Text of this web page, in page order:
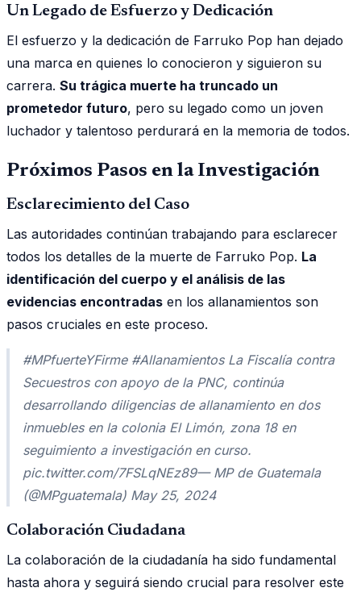
Un Legado de Esfuerzo y Dedicación
El esfuerzo y la dedicación de Farruko Pop han dejado
una marca en quienes lo conocieron y siguieron su
carrera. Su trágica muerte ha truncado un
prometedor futuro, pero su legado como un joven
luchador y talentoso perdurará en la memoria de todos.
Próximos Pasos en la Investigación
Esclarecimiento del Caso
Las autoridades continúan trabajando para esclarecer
todos los detalles de la muerte de Farruko Pop. La
identificación del cuerpo y el análisis de las
evidencias encontradas en los allanamientos son
pasos cruciales en este proceso.
#MPfuerteYFirme #Allanamientos La Fiscalía contra
Secuestros con apoyo de la PNC, continúa
desarrollando diligencias de allanamiento en dos
inmuebles en la colonia El Limón, zona 18 en
seguimiento a investigación en curso.
pic.twitter.com/7FSLqNEz89— MP de Guatemala
(@MPguatemala) May 25, 2024
Colaboración Ciudadana
La colaboración de la ciudadanía ha sido fundamental
hasta ahora y seguirá siendo crucial para resolver este